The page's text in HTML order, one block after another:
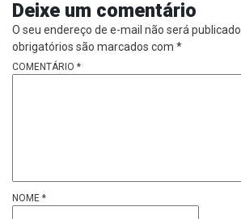
Deixe um comentário
O seu endereço de e-mail não será publicado.
obrigatórios são marcados com *
COMENTÁRIO *
NOME *